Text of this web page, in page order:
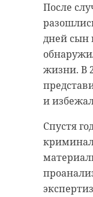
После
дней сын
жизни. В
и
Спустя